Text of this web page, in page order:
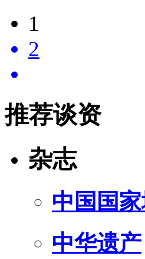
1
2
推荐谈资
杂志
中国国
中华遗产